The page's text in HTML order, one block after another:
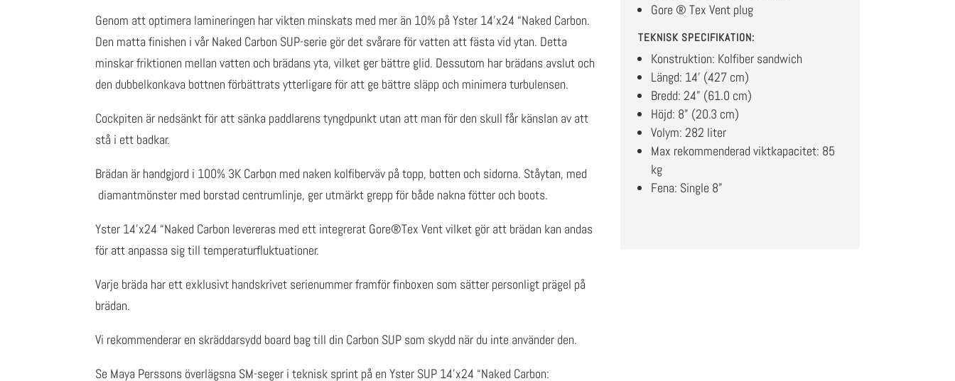
Genom att optimera lamineringen har vikten minskats med mer än 10% på Yster 14’x24 “Naked Carbon.
Den matta finishen i vår Naked Carbon SUP-serie gör det svårare för vatten att fästa vid ytan. Detta
minskar friktionen mellan vatten och brädans yta, vilket ger bättre glid. Dessutom har brädans avslut och
den dubbelkonkava bottnen förbättrats ytterligare för att ge bättre släpp och minimera turbulensen.
Cockpiten är nedsänkt för att sänka paddlarens tyngdpunkt utan att man för den skull får känslan av att
stå i ett badkar.
Brädan är handgjord i 100% 3K Carbon med naken kolfiberväv på topp, botten och sidorna. Ståytan, med
diamantmönster med borstad centrumlinje, ger utmärkt grepp för både nakna fötter och boots.
Yster 14’x24 “Naked Carbon levereras med ett integrerat Gore®Tex Vent vilket gör att brädan kan andas
för att anpassa sig till temperaturfluktuationer.
Varje bräda har ett exklusivt handskrivet serienummer framför finboxen som sätter personligt prägel på
brädan.
Vi rekommenderar en skräddarsydd board bag till din Carbon SUP som skydd när du inte använder den.
Se Maya Perssons överlägsna SM-seger i teknisk sprint på en Yster SUP 14’x24 “Naked Carbon:
Gore ® Tex Vent plug
TEKNISK SPECIFIKATION:
Konstruktion: Kolfiber sandwich
Längd: 14’ (427 cm)
Bredd: 24” (61.0 cm)
Höjd: 8” (20.3 cm)
Volym: 282 liter
Max rekommenderad viktkapacitet: 85
kg
Fena: Single 8”